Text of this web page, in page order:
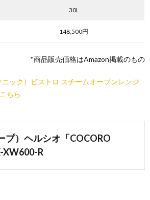
30L
148,500円
*商品販売価格はAmazon掲載のもの
ニック）ビストロ スチームオーブンレンジ
ちら
プ）ヘルシオ「COCORO
XW600-R